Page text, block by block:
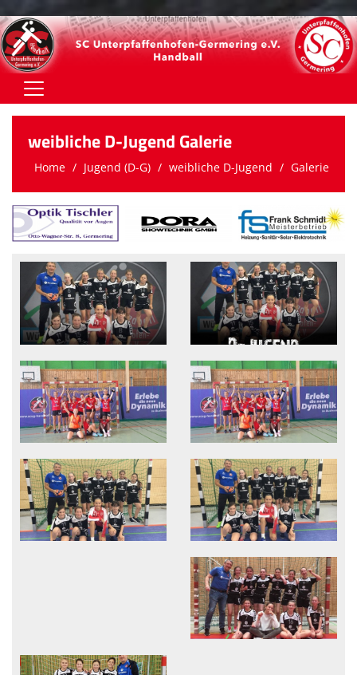
Home
Trainings- & Spielbetrieb
Jugend (A-C)
Sponsoren
Abteilung
Downloads
Bildergalerien
Interner Bereich
weibliche D-Jugend Galerie
Home Jugend (D-G) weibliche D-Jugend Galerie